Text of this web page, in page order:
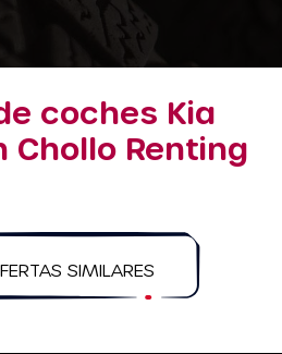
coches Kia
Chollo Renting
SIMILARES